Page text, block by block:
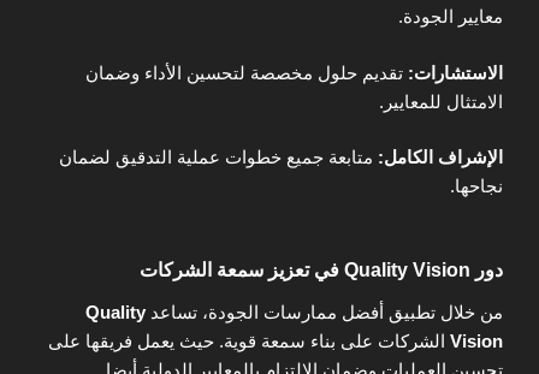
معايير الجودة.
الاستشارات: تقديم حلول مخصصة لتحسين الأداء وضمان
الامتثال للمعايير.
الإشراف الكامل: متابعة جميع خطوات عملية التدقيق لضمان
نجاحها.
دور Quality Vision في تعزيز سمعة الشركات
من خلال تطبيق أفضل ممارسات الجودة، تساعد Quality
Vision الشركات على بناء سمعة قوية. حيث يعمل فريقها على
تحسين العمليات وضمان الالتزام بالمعايير الدولية أيضا.